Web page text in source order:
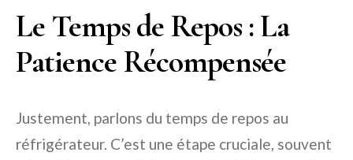
Le Temps de Repos : La
Patience Récompensée
Justement, parlons du temps de repos au
réfrigérateur. C’est une étape cruciale, souvent